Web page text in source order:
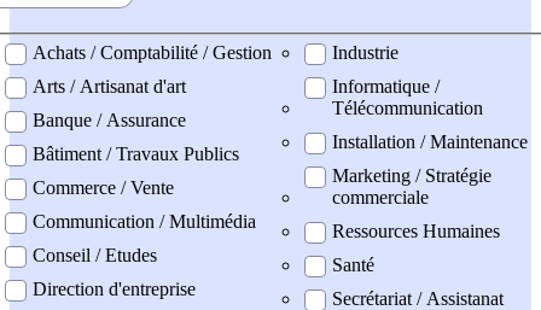
professionel
Achats / Comptabilité / Gestion
Arts / Artisanat d'art
Banque / Assurance
Bâtiment / Travaux Publics
Commerce / Vente
Communication / Multimédia
Conseil / Etudes
Direction d'entreprise
Industrie
Informatique /
Télécommunication
Installation / Maintenance
Marketing / Stratégie
commerciale
Ressources Humaines
Santé
Secrétariat / Assistanat